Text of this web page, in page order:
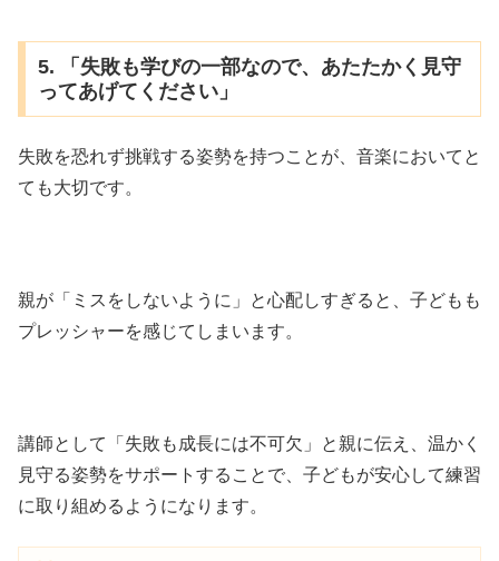
5. 「失敗も学びの一部なので、あたたかく見守
ってあげてください」
失敗を恐れず挑戦する姿勢を持つことが、音楽においてと
ても大切です。
親が「ミスをしないように」と心配しすぎると、子どもも
プレッシャーを感じてしまいます。
講師として「失敗も成長には不可欠」と親に伝え、温かく
見守る姿勢をサポートすることで、子どもが安心して練習
に取り組めるようになります。